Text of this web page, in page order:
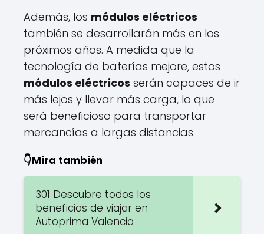
Además, los módulos eléctricos
también se desarrollarán más en los
próximos años. A medida que la
tecnología de baterías mejore, estos
módulos eléctricos serán capaces de ir
más lejos y llevar más carga, lo que
será beneficioso para transportar
mercancías a largas distancias.
👇Mira también
301 Descubre todos los
beneficios de viajar en
Autoprima Valencia